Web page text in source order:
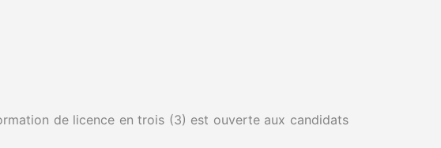
de licence en trois (3) est ouverte aux candidats